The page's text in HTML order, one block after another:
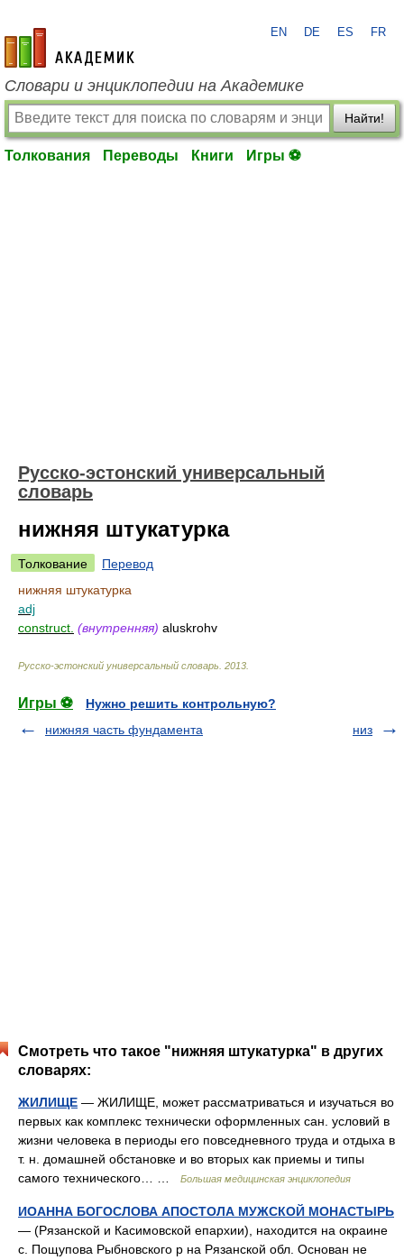
academic.ru
EN DE ES FR
Словари и энциклопедии на Академике
Найти!
Толкования Переводы Книги Игры ⚽
Русско-эстонский универсальный
словарь
нижняя штукатурка
Толкование
Перевод
нижняя штукатурка
adj
construct. (внутренняя) aluskrohv
Русско-эстонский универсальный словарь 2013
Игры ⚽
Нужно решить контрольную?
нижняя часть фундамента
низ
Смотреть что такое "нижняя штукатурка" в других
словарях:
ЖИЛИЩЕ — ЖИЛИЩЕ, может рассматриваться и изучаться во
первых как комплекс технически оформленных сан. условий в
жизни человека в периоды его повседневного труда и отдыха в
т. н. домашней обстановке и во вторых как приемы и типы
самого технического… …
Большая медицинская энциклопедия
ИОАННА БОГОСЛОВА АПОСТОЛА МУЖСКОЙ МОНАСТЫРЬ
— (Рязанской и Касимовской епархии), находится на окраине
с. Пощупова Рыбновского р на Рязанской обл. Основан не